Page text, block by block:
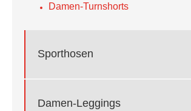
Damen-Turnshorts
Sporthosen
Damen-Leggings